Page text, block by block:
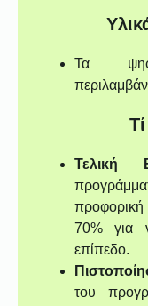
Τα
Τελική
προφορική
70% για
επίπεδο.
του